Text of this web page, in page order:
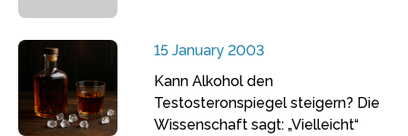
15 January 2003
Kann Alkohol den
Testosteronspiegel steigern? Die
Wissenschaft sagt: „Vielleicht“